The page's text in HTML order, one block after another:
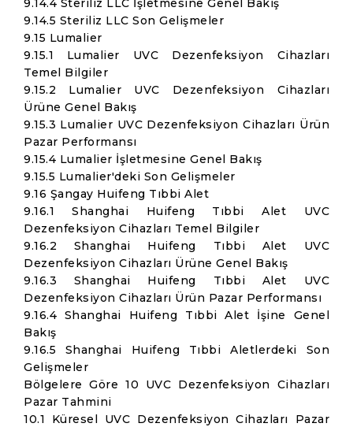
9.14.4 Steriliz LLC İşletmesine Genel Bakış
9.14.5 Steriliz LLC Son Gelişmeler
9.15 Lumalier
9.15.1 Lumalier UVC Dezenfeksiyon Cihazları
Temel Bilgiler
9.15.2 Lumalier UVC Dezenfeksiyon Cihazları
Ürüne Genel Bakış
9.15.3 Lumalier UVC Dezenfeksiyon Cihazları Ürün
Pazar Performansı
9.15.4 Lumalier İşletmesine Genel Bakış
9.15.5 Lumalier'deki Son Gelişmeler
9.16 Şangay Huifeng Tıbbi Alet
9.16.1 Shanghai Huifeng Tıbbi Alet UVC
Dezenfeksiyon Cihazları Temel Bilgiler
9.16.2 Shanghai Huifeng Tıbbi Alet UVC
Dezenfeksiyon Cihazları Ürüne Genel Bakış
9.16.3 Shanghai Huifeng Tıbbi Alet UVC
Dezenfeksiyon Cihazları Ürün Pazar Performansı
9.16.4 Shanghai Huifeng Tıbbi Alet İşine Genel
Bakış
9.16.5 Shanghai Huifeng Tıbbi Aletlerdeki Son
Gelişmeler
Bölgelere Göre 10 UVC Dezenfeksiyon Cihazları
Pazar Tahmini
10.1 Küresel UVC Dezenfeksiyon Cihazları Pazar